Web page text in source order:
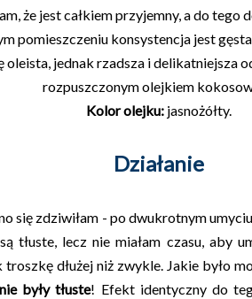
że jest całkiem przyjemny, a do tego
pomieszczeniu konsystencja jest
oleista, jednak rzadsza i delikatniejsza
rozpuszczonym olejkiem
Kolor olejku: jasnożółty.
Działanie
się zdziwiłam - po dwukrotnym
tłuste, lecz niemiałam czasu, aby
dłużej niż zwykle. Jakie było
nie były tłuste! Efekt identyczny do